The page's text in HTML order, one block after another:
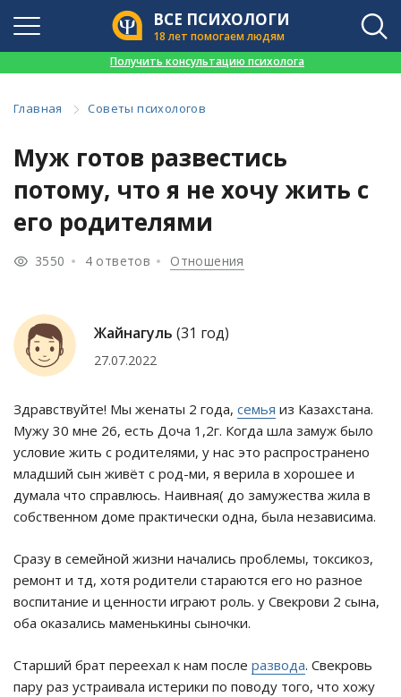
ВСЕ ПСИХОЛОГИ
18 лет помогаем людям
Получить консультацию психолога
Главная Советы психологов
Муж готов развестись
потому, что я не хочу жить с
его родителями
3550 4 ответов Отношения
Жайнагуль (31 год)
27.07.2022
Здравствуйте! Мы женаты 2 года, семья из Казахстана.
Мужу 30 мне 26, есть Доча 1,2г. Когда шла замуж было
условие жить с родителями, у нас это распространено
младший сын живёт с род-ми, я верила в хорошее и
думала что справлюсь. Наивная( до замужества жила в
собственном доме практически одна, была независима.
Сразу в семейной жизни начались проблемы, токсикоз,
ремонт и тд, хотя родители стараются его но разное
воспитание и ценности играют роль. у Свекрови 2 сына,
оба оказались маменькины сыночки.
Старший брат переехал к нам после развода. Свекровь
пару раз устраивала истерики по поводу того, что хожу